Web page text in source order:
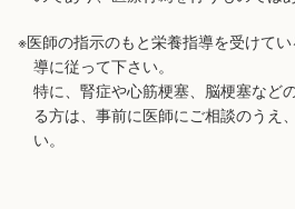
※医師の指示のもと栄養指導を受けて
導に従って下さい。
特に、腎症や心筋梗塞、脳梗塞など
る方は、事前に医師にご相談のうえ
い。